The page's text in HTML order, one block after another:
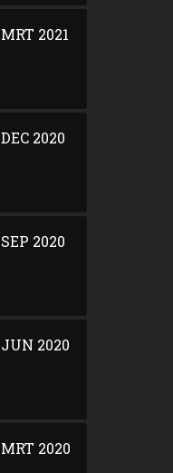
MRT 2021
DEC 2020
SEP 2020
JUN 2020
MRT 2020